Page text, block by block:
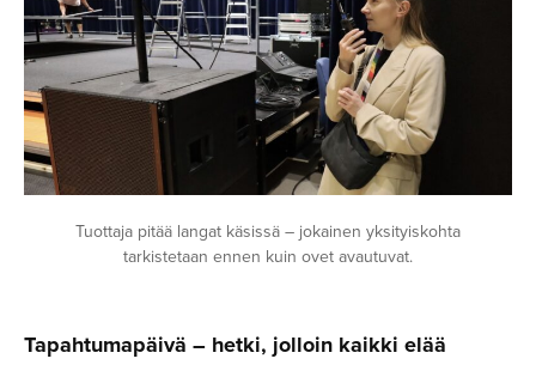
Tuottaja pitää langat käsissä – jokainen yksityiskohta
tarkistetaan ennen kuin ovet avautuvat.
Tapahtumapäivä – hetki, jolloin kaikki elää